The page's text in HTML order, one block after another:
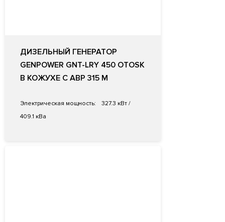
ДИЗЕЛЬНЫЙ ГЕНЕРАТОР
GENPOWER GNT-LRY 450 OTOSK
В КОЖУХЕ С АВР 315 M
Электрическая мощность:
327.3 кВт /
409.1 кВа